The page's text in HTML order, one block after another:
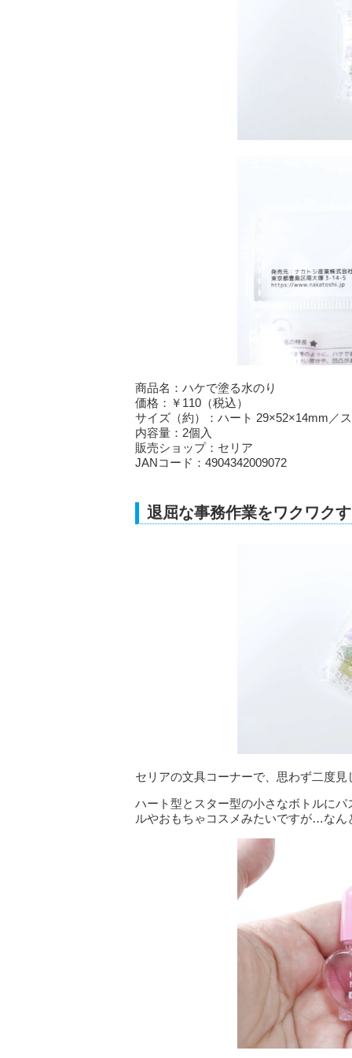
商品名：ハケで塗る水のり
価格：￥110（税込）
サイズ（約）：ハート 29×52×14mm／
内容量：2個入
販売ショップ：セリア
JANコード：4904342009072
退屈な事務作業をワクワク
セリアの文具コーナーで、思わず二度
ハート型とスター型の小さなボトルに
ルやおもちゃコスメみたいですが…な